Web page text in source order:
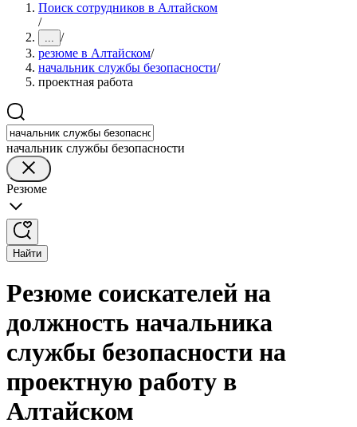
Поиск сотрудников в Алтайском
/
... /
резюме в Алтайском/
начальник службы безопасности/
проектная работа
начальник службы безопасности
Резюме
Найти
Резюме соискателей на
должность начальника
службы безопасности на
проектную работу в
Алтайском